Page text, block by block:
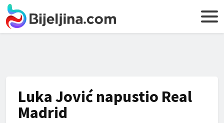
Luka Jović napustio Real
Madrid